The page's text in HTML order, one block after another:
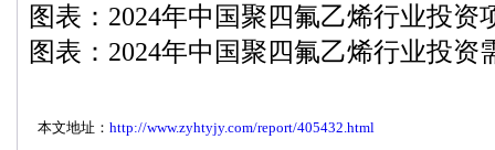
图表：2024年中国聚四氟乙烯行业投资
图表：2024年中国聚四氟乙烯行业投资
本文地址： http://www.zyhtyjy.com/report/405432.html